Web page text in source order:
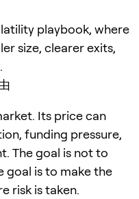
playbook, where
size, clearer exits,
Its price can
funding pressure,
The goal is not to
goal is to make the
risk is taken.